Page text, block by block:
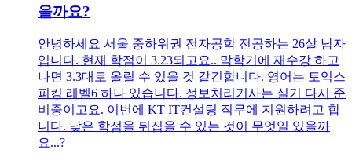
을까요?
안녕하세요 서울 중하위권 전자공학 전공하는 26살 남자
입니다. 현재 학점이 3.23되고요.. 막학기에 재수강 하고
나면 3.3대로 올릴 수 있을 것 같긴합니다. 영어는 토익스
피킹 레벨6 하나 있습니다. 정보처리기사는 실기 다시 준
비중이고요. 이번에 KT IT컨설팅 직무에 지원하려고 합
니다. 낮은 학점을 뒤집을 수 있는 것이 무엇일 있을까
요...?